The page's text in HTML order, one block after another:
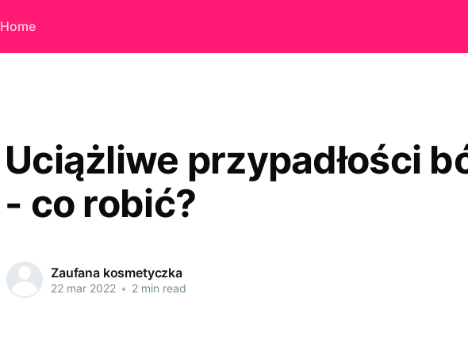
Home
Uciążliwe przypadłości
- co robić?
Zaufana kosmetyczka
22 mar 2022 • 2 min read